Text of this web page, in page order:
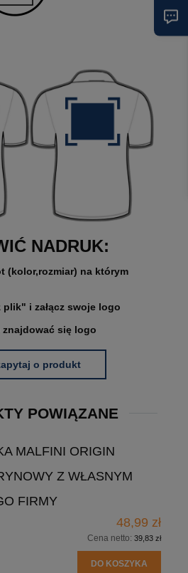
NADRUK:
(kolor,rozmiar) na którym
i załącz swoje logo
znajdować się logo
o produkt
POWIĄZANE
MALFINI ORIGIN
Z WŁASNYM
FIRMY
48,99 zł
Cena netto: 39,83 zł
DO KOSZYKA